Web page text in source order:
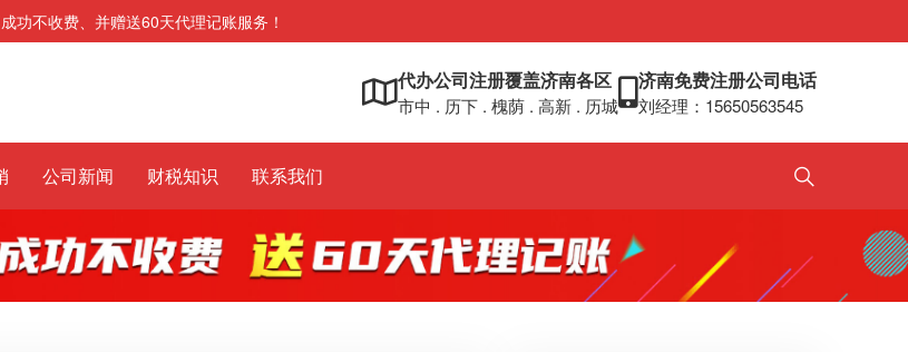
功不收费、并赠送60天代理记账服务！
代办公司注册覆盖济南各区
市中 . 历下 . 槐荫 . 高新 . 历城
济南免费注册公司电话
刘经理：15650563545
公司新闻 财税知识 联系我们